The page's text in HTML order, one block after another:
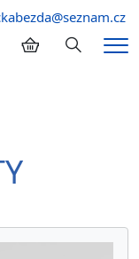
Hledání